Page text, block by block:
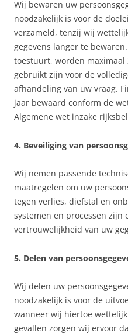
Wij bewaren uw
noodzakelijk is voor de
verzameld, tenzij wij
gegevens langer te
toestuurt, worden
gebruikt zijn voor de
afhandeling van uw vraag.
jaar bewaard conform de
Algemene wet inzake
4. Beveiliging van
Wij nemen passende
maatregelen om uw
tegen verlies, diefstal en
systemen en processen
vertrouwelijkheid van uw
5. Delen van
Wij delen uw
noodzakelijk is voor de
wanneer wij hiertoe
gevallen zorgen wij ervoor